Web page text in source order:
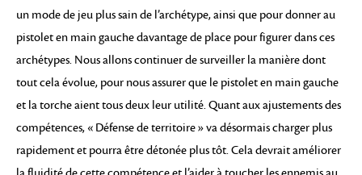
un mode de jeu plus sain de l’archétype, ainsi que pour donner au
pistolet en main gauche davantage de place pour figurer dans ces
archétypes. Nous allons continuer de surveiller la manière dont
tout cela évolue, pour nous assurer que le pistolet en main gauche
et la torche aient tous deux leur utilité. Quant aux ajustements des
compétences, « Défense de territoire » va désormais charger plus
rapidement et pourra être détonée plus tôt. Cela devrait améliorer